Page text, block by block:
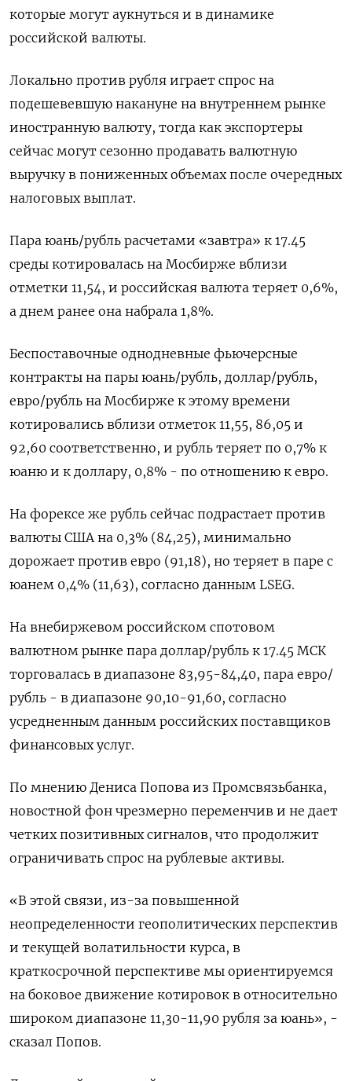
которые могут аукнуться и в динамике
российской валюты.
Локально против рубля играет спрос на
подешевевшую накануне на внутреннем рынке
иностранную валюту, тогда как экспортеры
сейчас могут сезонно продавать валютную
выручку в пониженных объемах после очередных
налоговых выплат.
Пара юань/рубль расчетами «завтра» к 17.45
среды котировалась на Мосбирже вблизи
отметки 11,54, и российская валюта теряет 0,6%,
а днем ранее она набрала 1,8%.
Беспоставочные однодневные фьючерсные
контракты на пары юань/рубль, доллар/рубль,
евро/рубль на Мосбирже к этому времени
котировались вблизи отметок 11,55, 86,05 и
92,60 соответственно, и рубль теряет по 0,7% к
юаню и к доллару, 0,8% - по отношению к евро.
На форексе же рубль сейчас подрастает против
валюты США на 0,3% (84,25), минимально
дорожает против евро (91,18), но теряет в паре с
юанем 0,4% (11,63), согласно данным LSEG.
На внебиржевом российском спотовом
валютном рынке пара доллар/рубль к 17.45 МСК
торговалась в диапазоне 83,95-84,40, пара евро/
рубль - в диапазоне 90,10-91,60, согласно
усредненным данным российских поставщиков
финансовых услуг.
По мнению Дениса Попова из Промсвязьбанка,
новостной фон чрезмерно переменчив и не дает
четких позитивных сигналов, что продолжит
ограничивать спрос на рублевые активы.
«В этой связи, из-за повышенной
неопределенности геополитических перспектив
и текущей волатильности курса, в
краткосрочной перспективе мы ориентируемся
на боковое движение котировок в относительно
широком диапазоне 11,30-11,90 рубля за юань», -
сказал Попов.